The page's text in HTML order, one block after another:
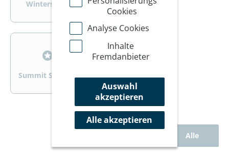
Wintersport Wandern/Trekking
>
Summit Specials Rad
Alle
Cookies
Analyse Cookies
Inhalte
Fremdanbieter
Auswahl
akzeptieren
Alle akzeptieren